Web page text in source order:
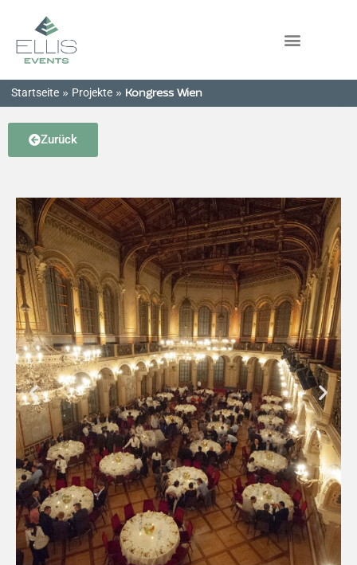
Startseite » Projekte » Kongress Wien
Zurück